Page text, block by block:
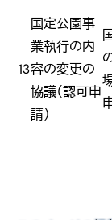
13
国定公園事
業執行の内
容の変更の
協議（認可申
請）